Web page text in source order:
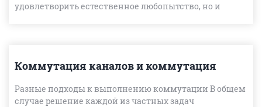
удовлетворить естественное любопытство, но и
Коммутация каналов и коммутация
Разные подходы к выполнению коммутации В общем
случае решение каждой из частных задач